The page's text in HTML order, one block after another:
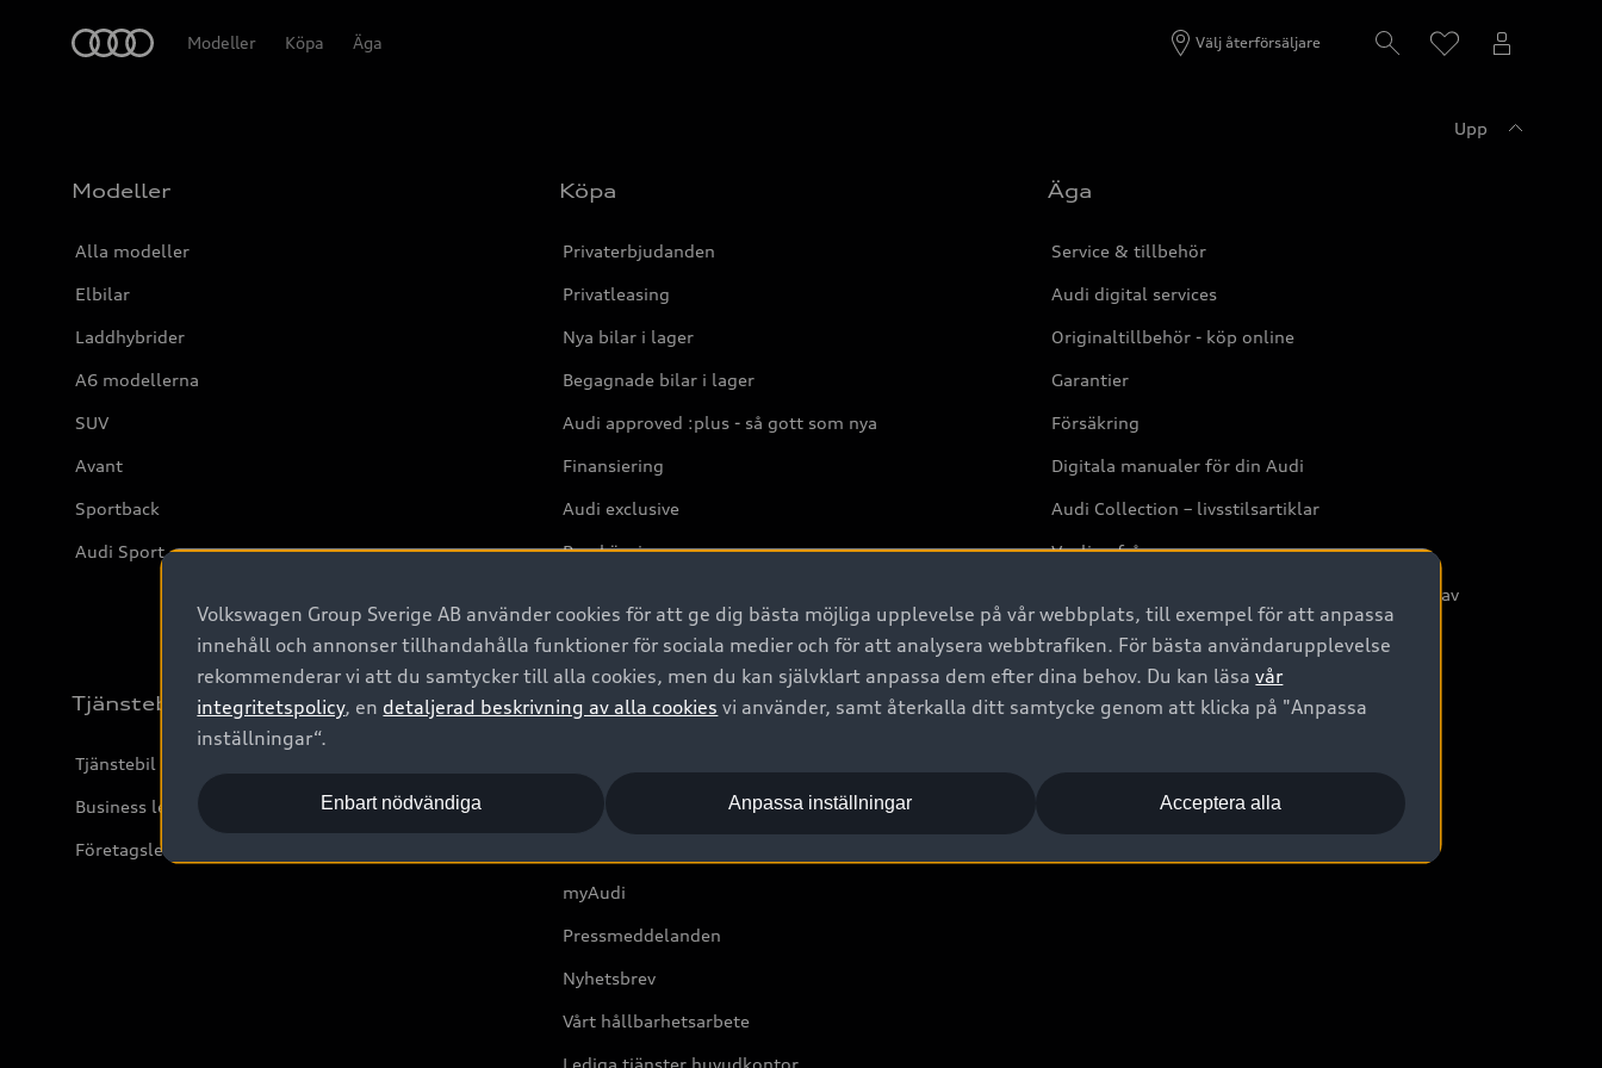
Modeller Köpa Äga Välj återförsäljare
Upp
Modeller
Alla modeller
Elbilar
Laddhybrider
A6 modellerna
SUV
Avant
Sportback
Audi Sport
Köpa
Privaterbjudanden
Privatleasing
Nya bilar i lager
Begagnade bilar i lager
Audi approved :plus - så gott som nya
Finansiering
Audi exclusive
Provkörning
Äga
Service & tillbehör
Audi digital services
Originaltillbehör - köp online
Garantier
Försäkring
Digitala manualer för din Audi
Audi Collection – livsstilsartiklar
Vanliga frågor
2G/3G nätet stängs ned - Hur påverkas min bil av
detta?
Tjänstebil
Tjänstebil
Business lease online
Företagsleasing
Om Audi Sverige
Boka Service online
myAudi
Pressmeddelanden
Nyhetsbrev
Vårt hållbarhetsarbete
Lediga tjänster huvudkontor
Volkswagen Group Sverige AB använder cookies för att ge dig bästa möjliga upplevelse på vår webbplats, till exempel för att anpassa
innehåll och annonser tillhandahålla funktioner för sociala medier och för att analysera webbtrafiken. För bästa användarupplevelse
rekommenderar vi att du samtycker till alla cookies, men du kan självklart anpassa dem efter dina behov. Du kan läsavår
integritetspolicy, en detaljerad beskrivning av alla cookies vi använder, samt återkalla ditt samtycke genom att klicka på "Anpassa
inställningar“.
Acceptera alla
Enbart nödvändiga Anpassa inställningar